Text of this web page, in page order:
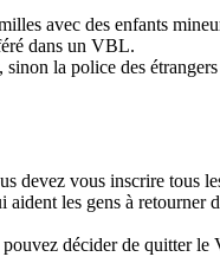
avec des enfants
dans un VBL.
la police des
devez vous inscrire tous
les gens à retourner
pouvez décider de quitter le